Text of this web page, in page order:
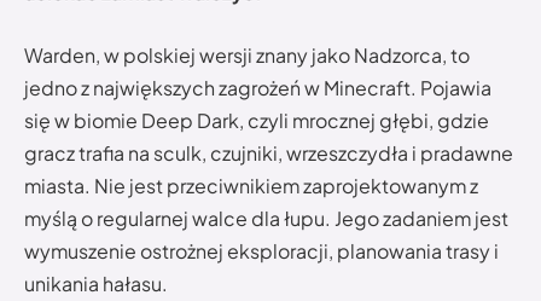
Warden, w polskiej wersji znany jako Nadzorca, to
jedno z największych zagrożeń w Minecraft. Pojawia
się w biomie Deep Dark, czyli mrocznej głębi, gdzie
gracz trafia na sculk, czujniki, wrzeszczydła i pradawne
miasta. Nie jest przeciwnikiem zaprojektowanym z
myślą o regularnej walce dla łupu. Jego zadaniem jest
wymuszenie ostrożnej eksploracji, planowania trasy i
unikania hałasu.